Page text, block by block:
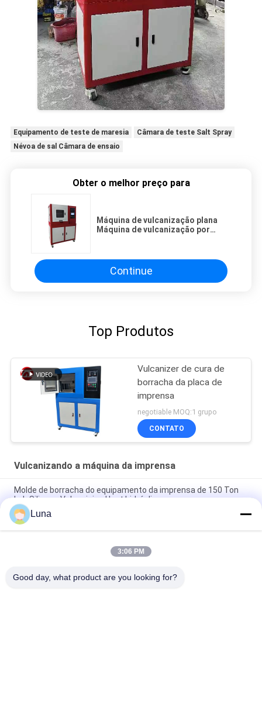
Equipamento de teste de maresia
Câmara de teste Salt Spray
Névoa de sal Câmara de ensaio
Obter o melhor preço para
Máquina de vulcanização plana
Máquina de vulcanização por
Continue
Top Produtos
Vulcanizer de cura de
borracha da placa de
imprensa
negotiable MOQ:1 grupo
CONTATO
Vulcanizando a máquina da imprensa
Molde de borracha do equipamento da imprensa de 150 Ton
Lab Silicone Vulcanizing Heat hidráulico
Selo do óleo de 50 Ton Moulding Rubber O Ring Vulcanizing
Machine Hydraulic Press
Indústria 150 Ton Rubber O Ring Making Machine Silicone
Luna
3:06 PM
Good day, what product are you looking for?